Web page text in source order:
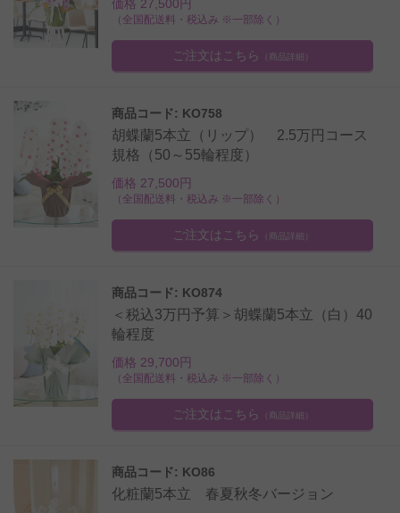
価格 27,500円
（全国配送料・税込み ※一部除く）
ご注文はこちら （商品詳細）
商品コード: KO758
胡蝶蘭5本立（リップ） 2.5万円コース
規格（50～55輪程度）
価格 27,500円
（全国配送料・税込み ※一部除く）
ご注文はこちら （商品詳細）
商品コード: KO874
＜税込3万円予算＞胡蝶蘭5本立（白）40
輪程度
価格 29,700円
（全国配送料・税込み ※一部除く）
ご注文はこちら （商品詳細）
商品コード: KO86
化粧蘭5本立 春夏秋冬バージョン